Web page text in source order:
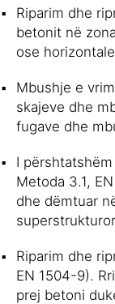
Riparim dhe
betonit në
ose horizontale
Mbushje e
skajeve dhe
fugave dhe
I
Metoda 3.1,
dhe dëmtuar
Riparim dhe
EN 1504-9).
prej betoni